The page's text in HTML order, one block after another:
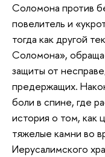
Соломона против
повелитель и
тогда как другой
Соломона»,
защиты от
предержащих.
боли в спине, где
история о том, как
тяжелые камни во
Иерусалимского